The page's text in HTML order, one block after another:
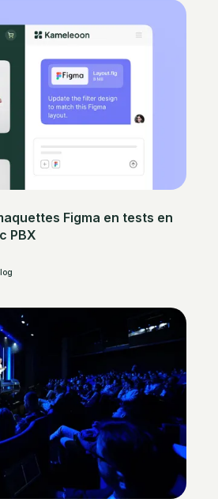
Figma en tests en
PBX